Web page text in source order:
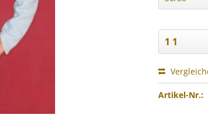
Artikel-Nr.: